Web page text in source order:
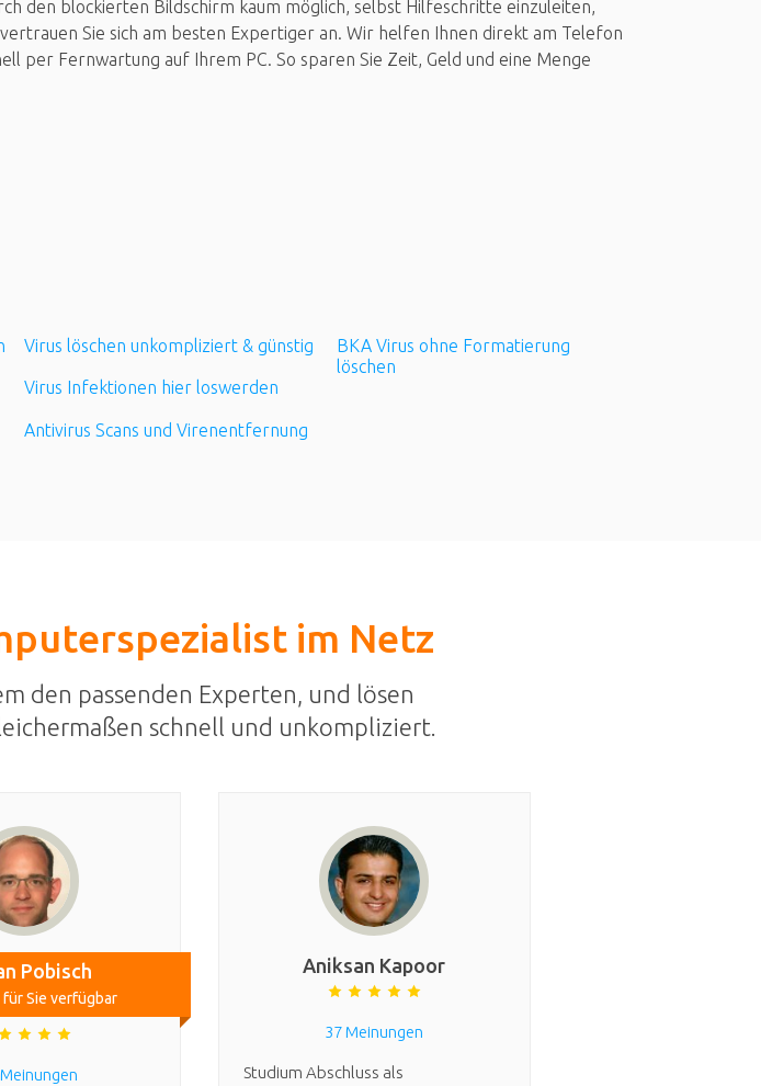
den blockierten Bildschirm kaum möglich, selbst Hilfeschritte einzuleiten,
Sie sich am besten Expertiger an. Wir helfen Ihnen direkt am Telefon
per Fernwartung auf Ihrem PC. So sparen Sie Zeit, Geld und eine Menge
Virus löschen unkompliziert & günstig
Virus Infektionen hier loswerden
Antivirus Scans und Virenentfernung
BKA Virus ohne Formatierung
löschen
im Netz
den passenden Experten, und lösen
schnell und unkompliziert.
Pobisch
Sie verfügbar
Aniksan Kapoor
37 Meinungen
Studium Abschluss als